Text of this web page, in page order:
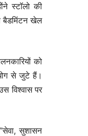
स्टॉलो की
बैडमिंटन खेल
को
से जुटे हैं।
विश्वास पर
सुशासन